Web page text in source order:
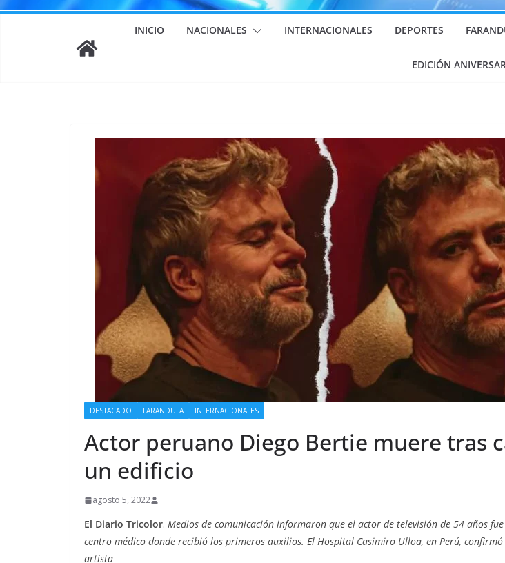
INICIO NACIONALES INTERNACIONALES DEPORTES
EDICIÓN
DESTACADO FARANDULA INTERNACIONALES
Actor peruano Diego Bertie muere tras
un edificio
agosto 5, 2022
El Diario Tricolor. Medios de comunicación informaron que el actor de televisión de 54 años
centro médico donde recibió los primeros auxilios. El Hospital Casimiro Ulloa, en Perú,
artista